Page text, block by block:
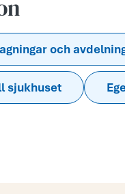
och
sjukhuset
LinkedIn